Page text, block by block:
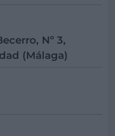
Nº 3,
(Málaga)